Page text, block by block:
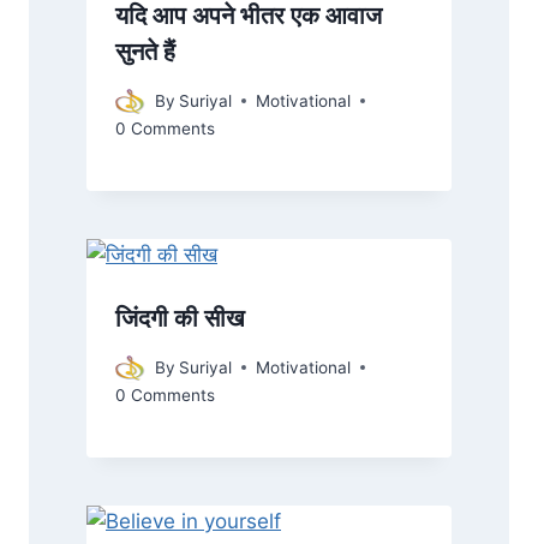
यदि आप अपने भीतर एक आवाज
सुनते हैं
By Suriyal
Motivational
0 Comments
जिंदगी की सीख
By Suriyal
Motivational
0 Comments